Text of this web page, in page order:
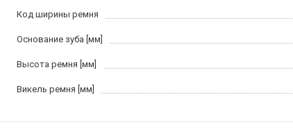
Код ширины ремня
Основание зуба [мм]
Высота ремня [мм]
Викель ремня [мм]